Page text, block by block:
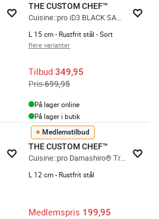
THE CUSTOM CHEF™
Cuisine::pro iD3 BLACK SAMURAI™ Santokukniv
L 15 cm - Rustfrit stål - Sort
flere varianter
Tilbud 349,95
Pris699,95
På lager online
På lager i butik
Medlemstilbud
THE CUSTOM CHEF™
Cuisine::pro Damashiro® Try Me Mini Kødøkse
L 12 cm - Rustfrit stål
Medlemspris 199,95